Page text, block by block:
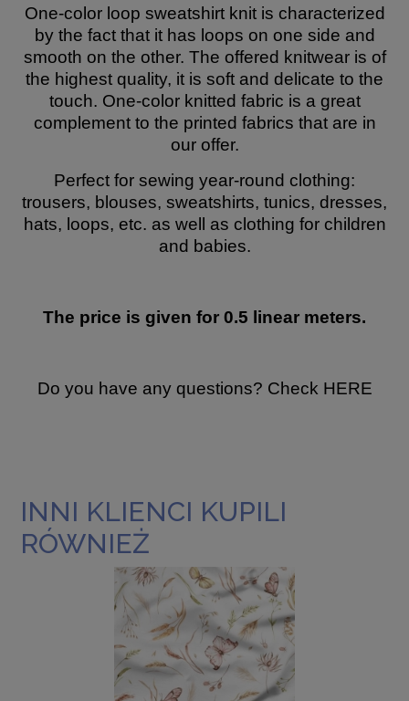
One-color loop sweatshirt knit is characterized
by the fact that it has loops on one side and
smooth on the other. The offered knitwear is of
the highest quality, it is soft and delicate to the
touch. One-color knitted fabric is a great
complement to the printed fabrics that are in
our offer.
Perfect for sewing year-round clothing:
trousers, blouses, sweatshirts, tunics, dresses,
hats, loops, etc. as well as clothing for children
and babies.
The price is given for 0.5 linear meters.
Do you have any questions? Check HERE
INNI KLIENCI KUPILI
RÓWNIEŻ